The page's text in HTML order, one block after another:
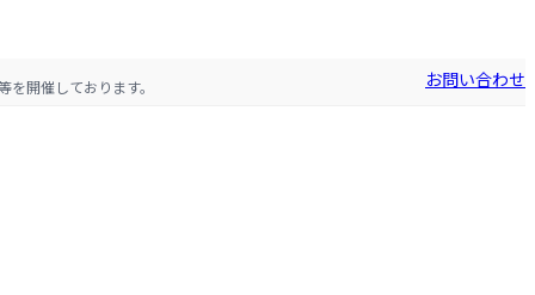
開催しております。 お問い合わせ